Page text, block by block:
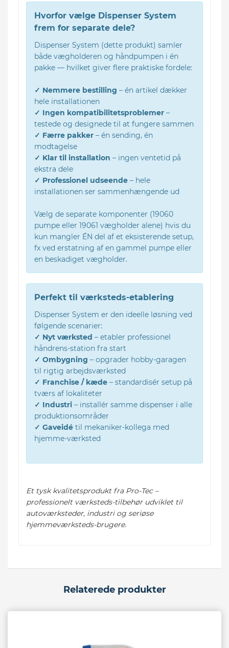
Hvorfor vælge Dispenser System
frem for separate dele?
Dispenser System (dette produkt) samler
både vægholderen og håndpumpen i én
pakke — hvilket giver flere praktiske fordele:
✓ Nemmere bestilling – én artikel dækker
hele installationen
✓ Ingen kompatibilitetsproblemer –
testede og designede til at fungere sammen
✓ Færre pakker – én sending, én
modtagelse
✓ Klar til installation – ingen ventetid på
ekstra dele
✓ Professionel udseende – hele
installationen ser sammenhængende ud
Vælg de separate komponenter (19060
pumpe eller 19061 vægholder alene) hvis du
kun mangler ÉN del af et eksisterende setup,
fx ved erstatning af en gammel pumpe eller
en beskadiget vægholder.
Perfekt til værksteds-etablering
Dispenser System er den ideelle løsning ved
følgende scenarier:
✓ Nyt værksted – etabler professionel
håndrens-station fra start
✓ Ombygning – opgrader hobby-garagen
til rigtig arbejdsværksted
✓ Franchise / kæde – standardisér setup på
tværs af lokaliteter
✓ Industri – installér samme dispenser i alle
produktionsområder
✓ Gaveidé til mekaniker-kollega med
hjemme-værksted
Et tysk kvalitetsprodukt fra Pro-Tec –
professionelt værksteds-tilbehør udviklet til
autoværksteder, industri og seriøse
hjemmeværksteds-brugere.
Relaterede produkter